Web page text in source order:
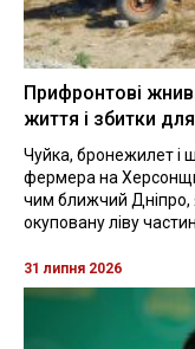
Прифронтові
життя і збитки
Чуйка, бронежилет і
фермера на
чим ближчий Дніпро,
окуповану ліву
31 липня 2026